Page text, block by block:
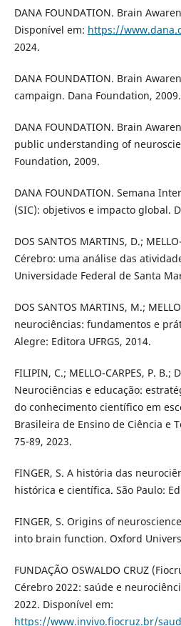
DANA FOUNDATION. Brain
Disponível em: https://
2024.
DANA FOUNDATION. Brain
campaign. Dana Foundation, 2009.
DANA FOUNDATION. Brain
public understanding of
Foundation, 2009.
DANA FOUNDATION. Semana
(SIC): objetivos e impacto global.
DOS SANTOS MARTINS, D.;
Cérebro: uma análise das
Universidade Federal de Santa
DOS SANTOS MARTINS, M.;
neurociências: fundamentos e
Alegre: Editora UFRGS, 2014.
FILIPIN, C.; MELLO-CARPES, P. B.;
Neurociências e educação:
do conhecimento científico em
Brasileira de Ensino de Ciência e
75-89, 2023.
FINGER, S. A história das
histórica e científica. São Paulo:
FINGER, S. Origins of
into brain function. Oxford
FUNDAÇÃO OSWALDO CRUZ
Cérebro 2022: saúde e
2022. Disponível em:
https://www.invivo.fiocruz.br/